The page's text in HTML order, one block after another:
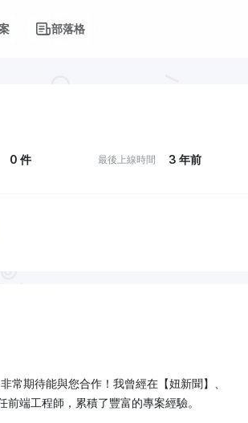
部落格
0 件 最後上線時間 3 年前
常期待能與您合作！我曾經在【妞新聞】、
端工程師，累積了豐富的專案經驗。